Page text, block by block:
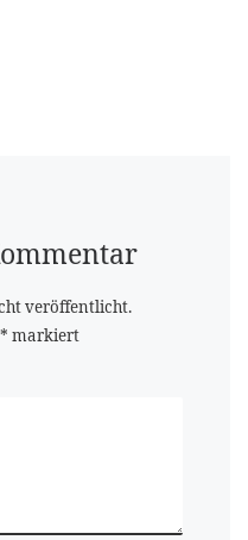
veröffentlicht.
* markiert